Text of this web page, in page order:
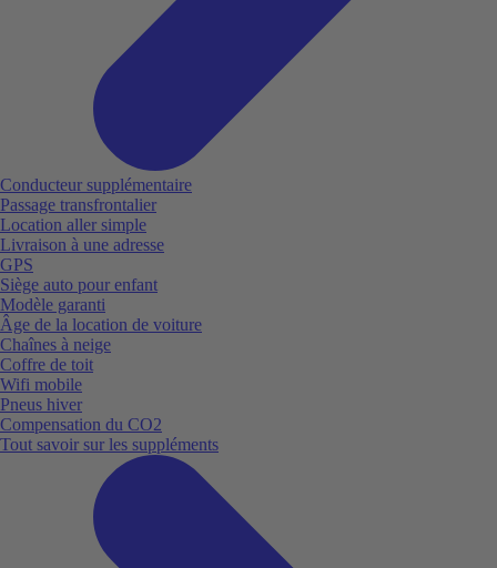
Conducteur supplémentaire
Passage transfrontalier
Location aller simple
Livraison à une adresse
GPS
Siège auto pour enfant
Modèle garanti
Âge de la location de voiture
Chaînes à neige
Coffre de toit
Wifi mobile
Pneus hiver
Compensation du CO2
Tout savoir sur les suppléments